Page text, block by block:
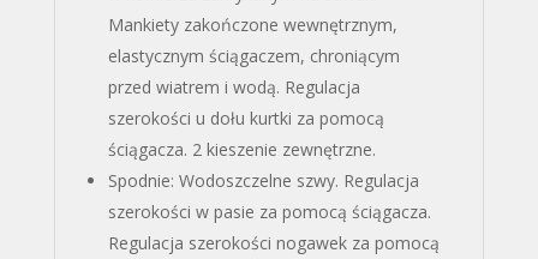
Mankiety zakończone wewnętrznym,
elastycznym ściągaczem, chroniącym
przed wiatrem i wodą. Regulacja
szerokości u dołu kurtki za pomocą
ściągacza. 2 kieszenie zewnętrzne.
Spodnie: Wodoszczelne szwy. Regulacja
szerokości w pasie za pomocą ściągacza.
Regulacja szerokości nogawek za pomocą